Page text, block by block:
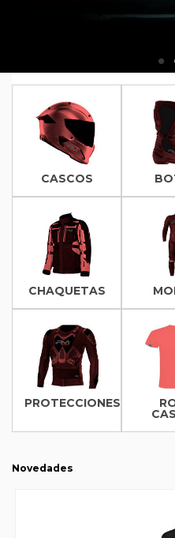
CASCOS
CHAQUETAS
PROTECCIONES
Novedades